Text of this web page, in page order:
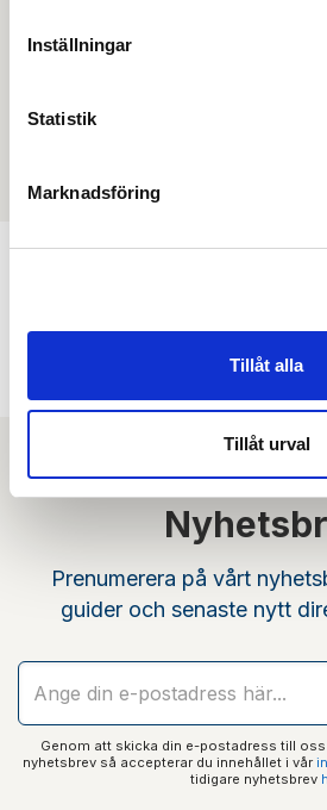
Inställningar
Statistik
Marknadsföring
Tillåt alla
Tillåt urval
Filmer
Prenumerera på vårt
guider och senaste nytt
Genom att skicka din e-postadress till
nyhetsbrev så accepterar du innehållet i vår
tidigare nyhetsbrev